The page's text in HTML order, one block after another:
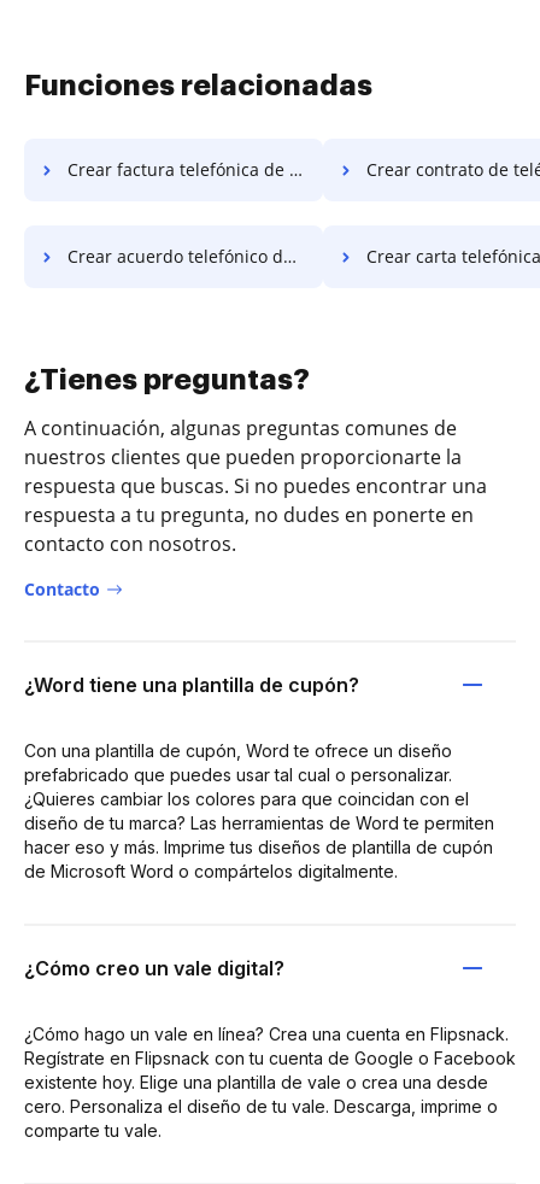
Funciones relacionadas
Crear factura telefónica de EE. UU. Crear contrato de teléfono de
Crear acuerdo telefónico de EE. UU. Crear carta telefónica de
¿Tienes preguntas?
A continuación, algunas preguntas comunes de
nuestros clientes que pueden proporcionarte la
respuesta que buscas. Si no puedes encontrar una
respuesta a tu pregunta, no dudes en ponerte en
contacto con nosotros.
Contacto
¿Word tiene una plantilla de cupón?
Con una plantilla de cupón, Word te ofrece un diseño
prefabricado que puedes usar tal cual o personalizar.
¿Quieres cambiar los colores para que coincidan con el
diseño de tu marca? Las herramientas de Word te permiten
hacer eso y más. Imprime tus diseños de plantilla de cupón
de Microsoft Word o compártelos digitalmente.
¿Cómo creo un vale digital?
¿Cómo hago un vale en línea? Crea una cuenta en Flipsnack.
Regístrate en Flipsnack con tu cuenta de Google o Facebook
existente hoy. Elige una plantilla de vale o crea una desde
cero. Personaliza el diseño de tu vale. Descarga, imprime o
comparte tu vale.